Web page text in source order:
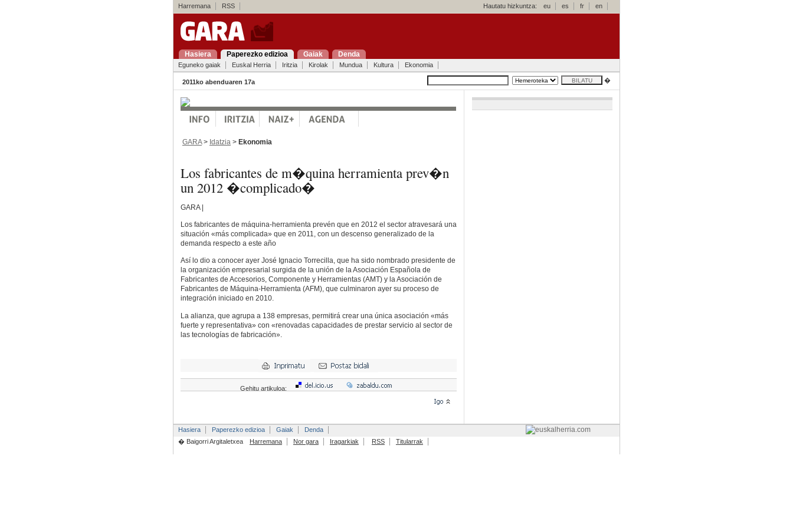
Harremana RSS Hautatu hizkuntza: eu es fr en
Hasiera Paperezko edizioa Gaiak Denda
Eguneko gaiak Euskal Herria Iritzia Kirolak Mundua Kultura Ekonomia
2011ko abenduaren 17a �
GARA> Idatzia > Ekonomia
Los fabricantes de m�quina herramienta prev�n
un 2012 �complicado�
GARA |
Los fabricantes de máquina-herramienta prevén que en 2012 el sector atravesará una
situación «más complicada» que en 2011, con un descenso generalizado de la
demanda respecto a este año
Así lo dio a conocer ayer José Ignacio Torrecilla, que ha sido nombrado presidente de
la organización empresarial surgida de la unión de la Asociación Española de
Fabricantes de Accesorios, Componente y Herramientas (AMT) y la Asociación de
Fabricantes de Máquina-Herramienta (AFM), que culminaron ayer su proceso de
integración iniciado en 2010.
La alianza, que agrupa a 138 empresas, permitirá crear una única asociación «más
fuerte y representativa» con «renovadas capacidades de prestar servicio al sector de
las tecnologías de fabricación».
Gehitu artikuloa:
Hasiera Paperezko edizioa Gaiak
Denda
� Baigorri Argitaletxea
Harremana Nor gara Iragarkiak RSS Titularrak